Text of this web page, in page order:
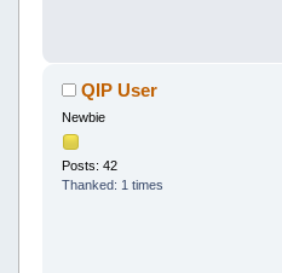
QIP User
Newbie
Posts: 42
Thanked: 1 times